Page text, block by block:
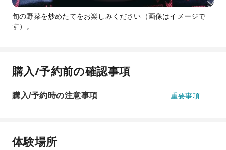
旬の野菜を炒めたてをお楽しみください（画像はイメージで
す）。
購入/予約前の確認事項
購入/予約時の注意事項 重要事項
体験場所